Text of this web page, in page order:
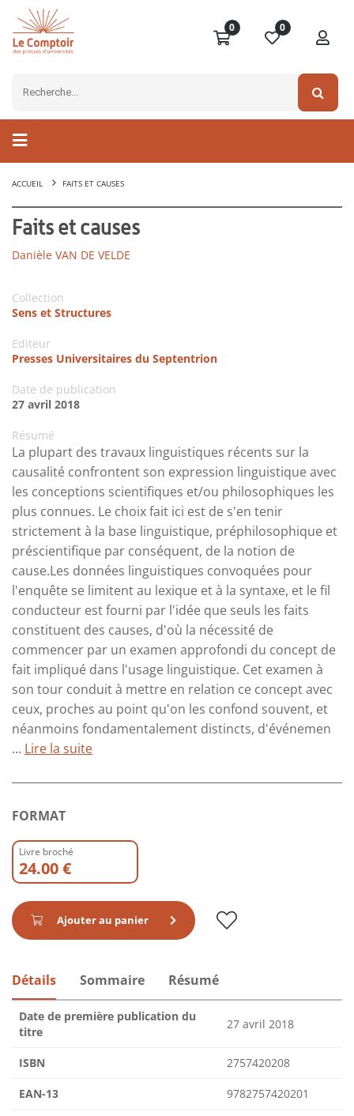
0 0
ACCUEIL FAITS ET CAUSES
Faits et causes
Danièle VAN DE VELDE
Collection
Sens et Structures
Editeur
Presses Universitaires du Septentrion
Date de publication
27 avril 2018
Résumé
La plupart des travaux linguistiques récents sur la
causalité confrontent son expression linguistique avec
les conceptions scientifiques et/ou philosophiques les
plus connues. Le choix fait ici est de s'en tenir
strictement à la base linguistique, préphilosophique et
préscientifique par conséquent, de la notion de
cause.Les données linguistiques convoquées pour
l'enquête se limitent au lexique et à la syntaxe, et le fil
conducteur est fourni par l'idée que seuls les faits
constituent des causes, d'où la nécessité de
commencer par un examen approfondi du concept de
fait impliqué dans l'usage linguistique. Cet examen à
son tour conduit à mettre en relation ce concept avec
ceux, proches au point qu'on les confond souvent, et
néanmoins fondamentalement distincts, d'événemen
... Lire la suite
FORMAT
Livre broché
24.00 €
Ajouter au panier
Détails Sommaire Résumé
Date de première publication du
titre
27 avril 2018
ISBN 2757420208
EAN-13 9782757420201